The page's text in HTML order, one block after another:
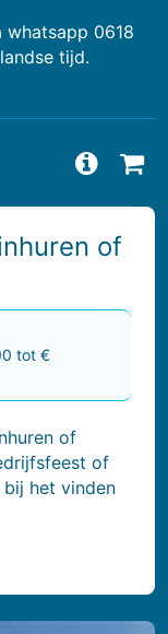
0618
tijd.
of
tot €
of
of
het vinden